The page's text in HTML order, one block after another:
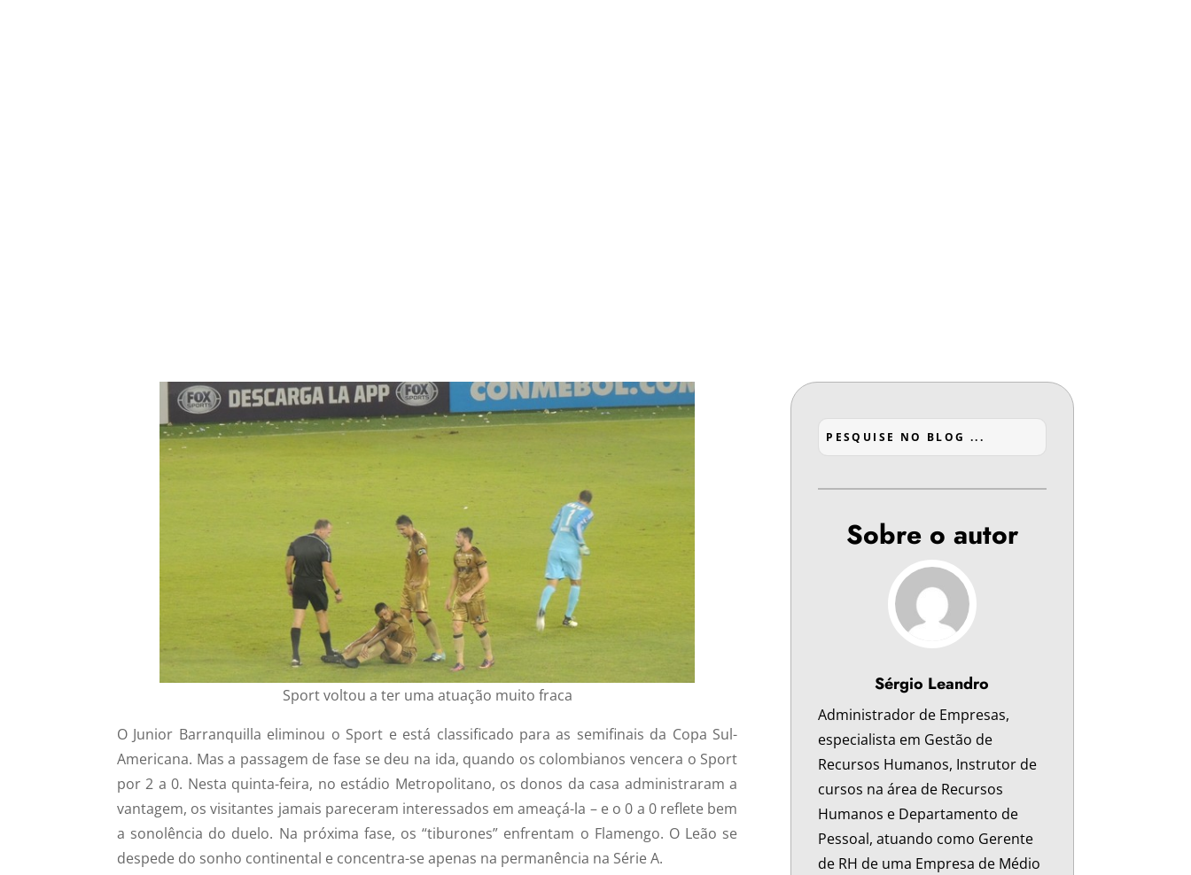
Sport voltou a ter uma atuação muito fraca
O Junior Barranquilla eliminou o Sport e está classificado para as semifinais da Copa Sul-
Americana. Mas a passagem de fase se deu na ida, quando os colombianos vencera o Sport
por 2 a 0. Nesta quinta-feira, no estádio Metropolitano, os donos da casa administraram a
vantagem, os visitantes jamais pareceram interessados em ameaçá-la – e o 0 a 0 reflete bem
a sonolência do duelo. Na próxima fase, os “tiburones” enfrentam o Flamengo. O Leão se
despede do sonho continental e concentra-se apenas na permanência na Série A.
Sobre o autor
Sérgio Leandro
Administrador de Empresas,
especialista em Gestão de
Recursos Humanos, Instrutor de
cursos na área de Recursos
Humanos e Departamento de
Pessoal, atuando como Gerente
de RH de uma Empresa de Médio